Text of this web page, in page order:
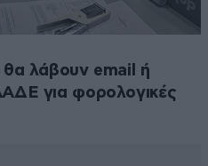
θα λάβουν email ή
για φορολογικές